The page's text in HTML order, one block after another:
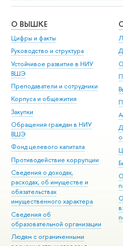
О ВЫШКЕ
Цифры и факты
Руководство и структура
Устойчивое развитие в НИУ
ВШЭ
Преподаватели и сотрудники
Корпуса и общежития
Закупки
Обращения граждан в НИУ
ВШЭ
Фонд целевого капитала
Противодействие коррупции
Сведения о доходах,
расходах, об имуществе и
обязательствах
имущественного характера
Сведения об
образовательной организации
Людям с ограниченными